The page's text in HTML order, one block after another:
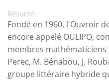
Résumé
Fondé en 1960, l'Ouvroir
encore appelé OULIPO,
membres mathématiciens
Perec, M. Bénabou, J.
groupe littéraire hybride